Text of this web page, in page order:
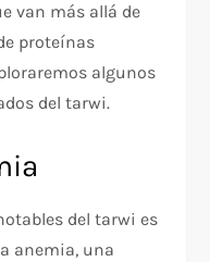
van más allá de
proteínas
algunos
del tarwi.
del tarwi es
anemia, una